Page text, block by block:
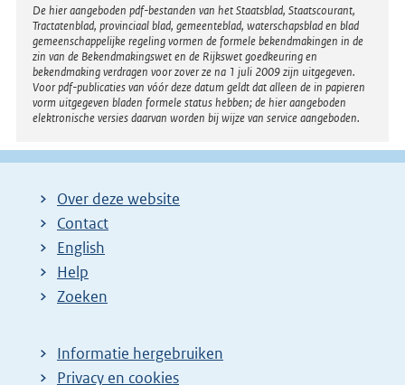
Disclaimer
De hier aangeboden pdf-bestanden van het Staatsblad, Staatscourant,
Tractatenblad, provinciaal blad, gemeenteblad, waterschapsblad en blad
gemeenschappelijke regeling vormen de formele bekendmakingen in de
zin van de Bekendmakingswet en de Rijkswet goedkeuring en
bekendmaking verdragen voor zover ze na 1 juli 2009 zijn uitgegeven.
Voor pdf-publicaties van vóór deze datum geldt dat alleen de in papieren
vorm uitgegeven bladen formele status hebben; de hier aangeboden
elektronische versies daarvan worden bij wijze van service aangeboden.
Over deze website
Contact
English
Help
Zoeken
Informatie hergebruiken
Privacy en cookies